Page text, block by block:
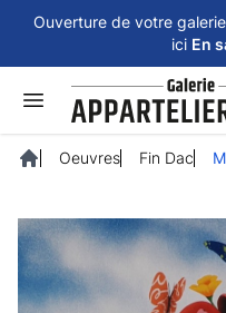
Ouverture de votre
ici En
Oeuvres Fin Dac
Panneau de gestion des